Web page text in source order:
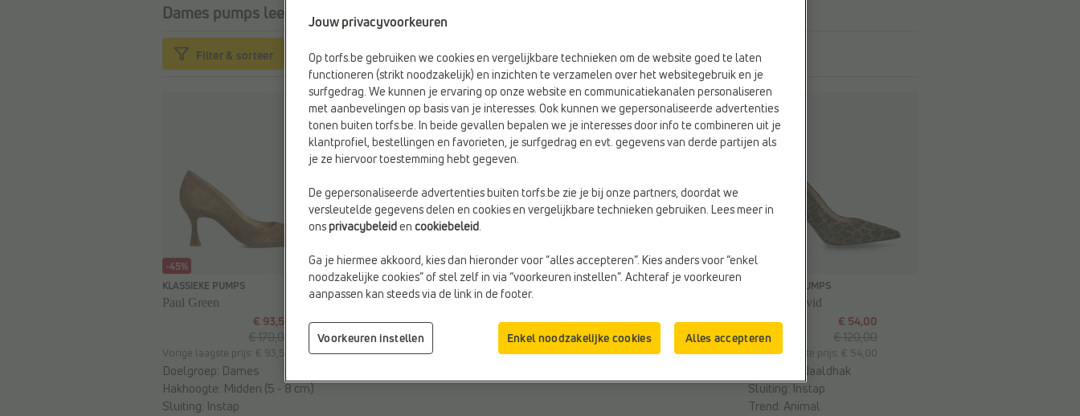
Dames pumps leer bruin 25 items
Filter & sorteer
-45%
KLASSIEKE PUMPS
Paul Green
Vorige laagste prijs: € 93,50
€ 170,00
€ 93,50
Doelgroep: Dames
Hakhoogte: Midden (5 - 8 cm)
Sluiting: Instap
HIGH HEELS
March23
€ 259,95
Doelgroep:Dames
Hakhoogte:Hoge Hakken (>8
cm)
PUMPS MET BANDJE
€ 135,00
Doelgroep:Dames
Hakhoogte:Lage Hakken (2 - 5
cm)
-55%
KLASSIEKE PUMPS
Laurent David
Vorige laagste prijs: € 54,00
€ 120,00
€ 54,00
Naaldhak
Sluiting: Instap
Trend:Animal
Jouw privacyvoorkeuren
Op torfs.be gebruiken we cookies en vergelijkbare technieken om de website goed te laten
functioneren (strikt noodzakelijk) en inzichten te verzamelen over het websitegebruik en je
surfgedrag. We kunnen je ervaring op onze website en communicatiekanalen personaliseren
met aanbevelingen op basis van je interesses. Ook kunnen we gepersonaliseerde advertenties
tonen buiten torfs.be. In beide gevallen bepalen we je interesses door info te combineren uit je
klantprofiel, bestellingen en favorieten, je surfgedrag en evt. gegevens van derde partijen als
je ze hiervoor toestemming hebt gegeven.
De gepersonaliseerde advertenties buiten torfs.be zie je bij onze partners, doordat we
versleutelde gegevens delen en cookies en vergelijkbare technieken gebruiken. Lees meer in
onsprivacybeleiden cookiebeleid.
Ga je hiermee akkoord, kies dan hieronder voor “alles accepteren”. Kies anders voor “enkel
noodzakelijke cookies” of stel zelf in via “voorkeuren instellen”. Achteraf je voorkeuren
aanpassen kan steeds via de link in de footer.
Voorkeuren instellen Enkel noodzakelijke cookies Alles accepteren